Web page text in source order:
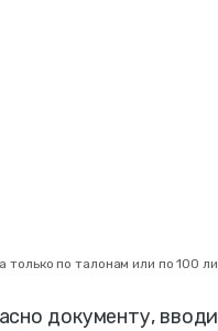
только по талонам или по 100
документу,